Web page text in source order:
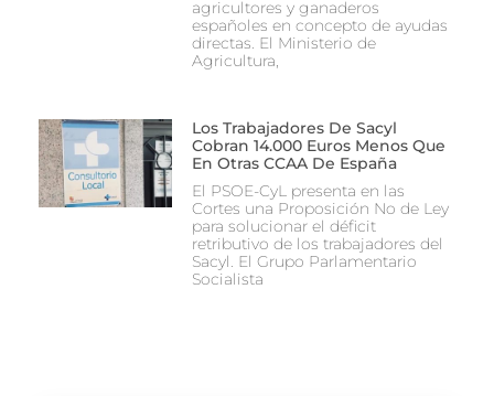
agricultores y ganaderos
españoles en concepto de ayudas
directas. El Ministerio de
Agricultura,
Los Trabajadores De Sacyl
Cobran 14.000 Euros Menos Que
En Otras CCAA De España
El PSOE-CyL presenta en las
Cortes una Proposición No de Ley
para solucionar el déficit
retributivo de los trabajadores del
Sacyl. El Grupo Parlamentario
Socialista